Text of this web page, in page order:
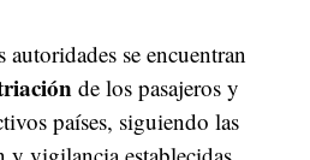
autoridades se encuentran
de los pasajeros y
países, siguiendo las